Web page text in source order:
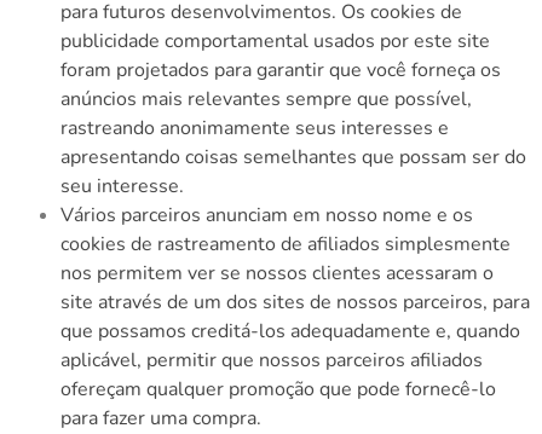
para futuros desenvolvimentos. Os cookies de
publicidade comportamental usados ​​por este site
foram projetados para garantir que você forneça os
anúncios mais relevantes sempre que possível,
rastreando anonimamente seus interesses e
apresentando coisas semelhantes que possam ser do
seu interesse.
Vários parceiros anunciam em nosso nome e os
cookies de rastreamento de afiliados simplesmente
nos permitem ver se nossos clientes acessaram o
site através de um dos sites de nossos parceiros, para
que possamos creditá-los adequadamente e, quando
aplicável, permitir que nossos parceiros afiliados
ofereçam qualquer promoção que pode fornecê-lo
para fazer uma compra.